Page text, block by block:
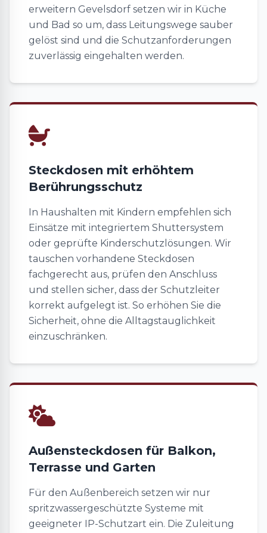
erweitern Gevelsdorf setzen wir in Küche
und Bad so um, dass Leitungswege sauber
gelöst sind und die Schutzanforderungen
zuverlässig eingehalten werden.
Steckdosen mit erhöhtem
Berührungsschutz
In Haushalten mit Kindern empfehlen sich
Einsätze mit integriertem Shuttersystem
oder geprüfte Kinderschutzlösungen. Wir
tauschen vorhandene Steckdosen
fachgerecht aus, prüfen den Anschluss
und stellen sicher, dass der Schutzleiter
korrekt aufgelegt ist. So erhöhen Sie die
Sicherheit, ohne die Alltagstauglichkeit
einzuschränken.
Außensteckdosen für Balkon,
Terrasse und Garten
Für den Außenbereich setzen wir nur
spritzwassergeschützte Systeme mit
geeigneter IP-Schutzart ein. Die Zuleitung